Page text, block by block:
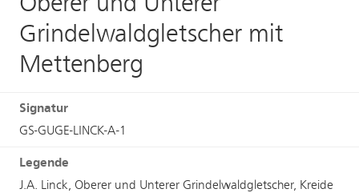
Grindelwaldgletscher mit
Mettenberg
Signatur
GS-GUGE-LINCK-A-1
Legende
J.A. Linck, Oberer und Unterer Grindelwaldgletscher, Kreide